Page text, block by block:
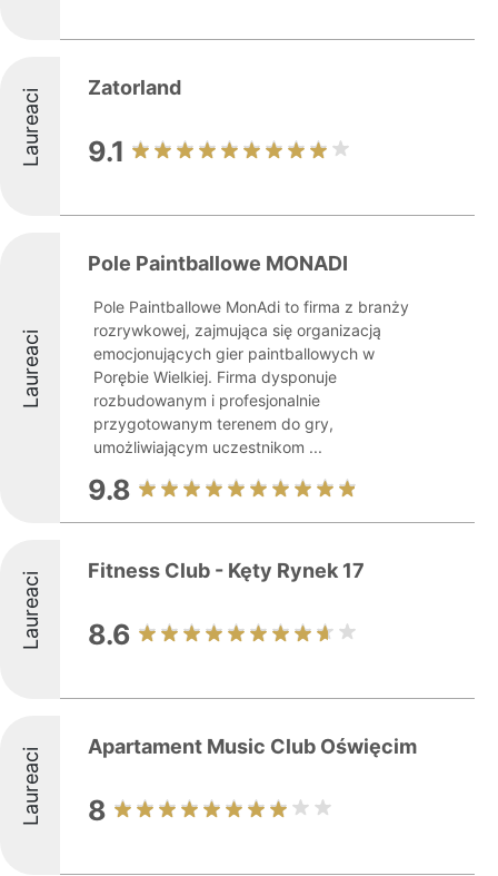
Laureaci Zatorland
9.1
Laureaci
Pole Paintballowe MONADI
Pole Paintballowe MonAdi to firma z branży
rozrywkowej, zajmująca się organizacją
emocjonujących gier paintballowych w
Porębie Wielkiej. Firma dysponuje
rozbudowanym i profesjonalnie
przygotowanym terenem do gry,
umożliwiającym uczestnikom ...
9.8
Laureaci Fitness Club - Kęty Rynek 17
8.6
Laureaci Apartament Music Club Oświęcim
8